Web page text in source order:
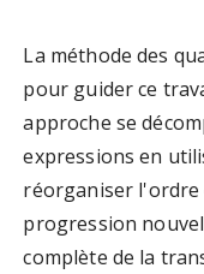
La méthode des
pour guider ce
approche se
expressions en
réorganiser
progression
complète de la